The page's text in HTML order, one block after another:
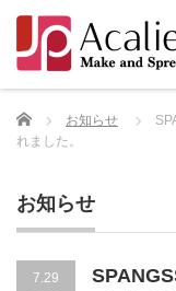
Home お知らせ
れました。
お知らせ
7.29